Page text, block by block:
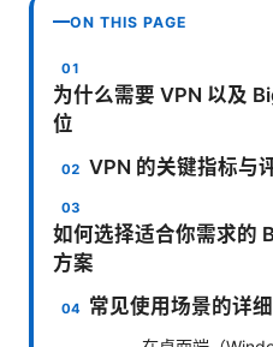
ON THIS PAGE
为什么需要 VPN 以及
位
VPN 的关键指标与
如何选择适合你需求的
方案
常见使用场景的详